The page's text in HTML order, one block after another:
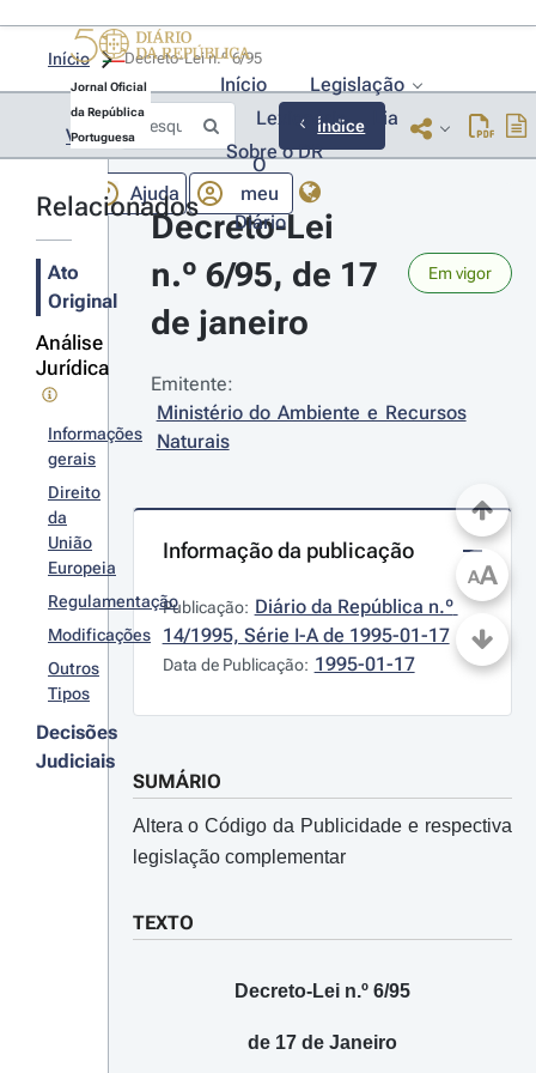
Jornal Oficial
da República
Portuguesa
Início
Legislação
Lexionário
Lia
Sobre o DR
Ajuda
O
meu
Diário
Início
Voltar Índice
Relacionados
Ato
Original
Análise
Jurídica
Informações
gerais
Direito
da
União
Europeia
Regulamentação
Modificações
Outros
Tipos
Decisões
Judiciais
Decreto-Lei
n.º 6/95, de 17
de janeiro
Em vigor
Emitente:
Ministério do Ambiente e Recursos
Naturais
Informação da publicação
Publicação: Diário da República n.º
14/1995, Série I-A de 1995-01-17
Data de Publicação: 1995-01-17
SUMÁRIO
Altera o Código da Publicidade e respectiva
legislação complementar
TEXTO
Decreto-Lei n.º 6/95
de 17 de Janeiro
AA